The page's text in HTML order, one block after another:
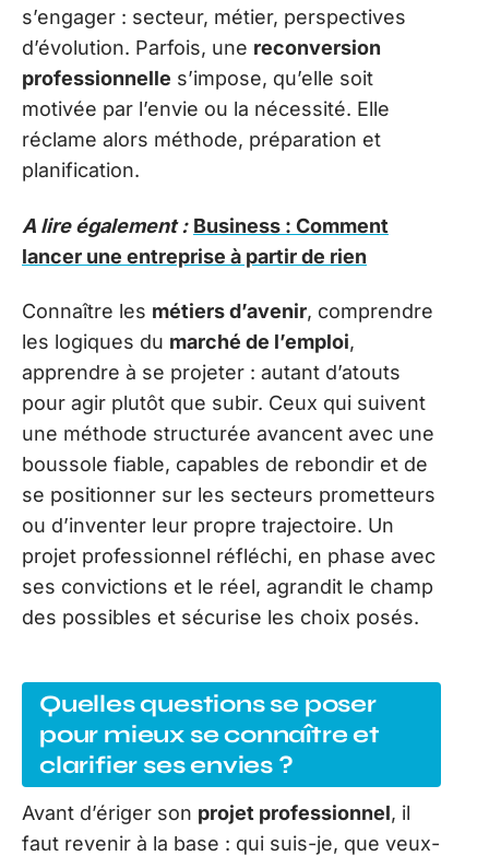
s’engager : secteur, métier, perspectives
d’évolution. Parfois, une reconversion
professionnelle s’impose, qu’elle soit
motivée par l’envie ou la nécessité. Elle
réclame alors méthode, préparation et
planification.
A lire également : Business : Comment
lancer une entreprise à partir de rien
Connaître les métiers d’avenir, comprendre
les logiques du marché de l’emploi,
apprendre à se projeter : autant d’atouts
pour agir plutôt que subir. Ceux qui suivent
une méthode structurée avancent avec une
boussole fiable, capables de rebondir et de
se positionner sur les secteurs prometteurs
ou d’inventer leur propre trajectoire. Un
projet professionnel réfléchi, en phase avec
ses convictions et le réel, agrandit le champ
des possibles et sécurise les choix posés.
Quelles questions se poser
pour mieux se connaître et
clarifier ses envies ?
Avant d’ériger son projet professionnel, il
faut revenir à la base : qui suis-je, que veux-